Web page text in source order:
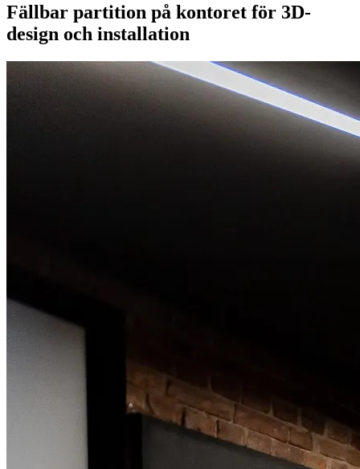
Fällbar partition på kontoret för 3D-
design och installation